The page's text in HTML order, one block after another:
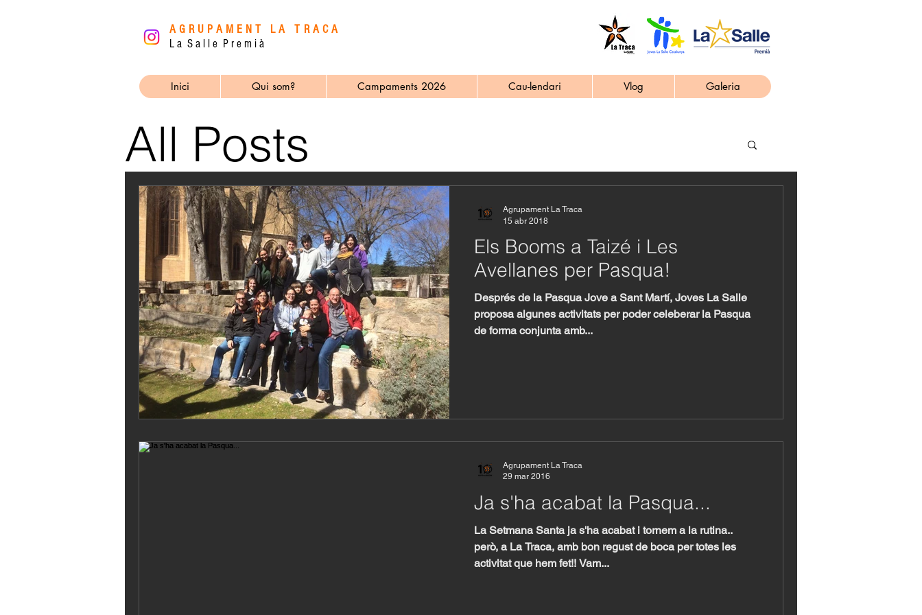
AGRUPAMENT LA TRACA
L a S a l l e P r e m i à
Inici Qui som? Campaments 2026 Cau-lendari Vlog Galeria
All Posts
Els Booms a Taizé i Les
Avellanes per Pasqua!
Després de la Pasqua Jove a Sant Martí, Joves La Salle
proposa algunes activitats per poder celeberar la Pasqua
de forma conjunta amb...
Agrupament La Traca
15 abr 2018
Ja s'ha acabat la Pasqua...
La Setmana Santa ja s'ha acabat i tornem a la rutina..
però, a La Traca, amb bon regust de boca per totes les
activitat que hem fet!! Vam...
Agrupament La Traca
29 mar 2016